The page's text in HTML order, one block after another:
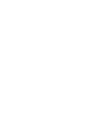
je 5 z 5